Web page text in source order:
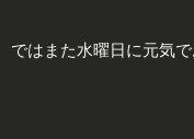
ではまた水曜日に元気